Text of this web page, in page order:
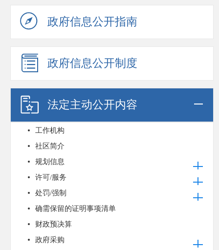
政府信息公开指南
政府信息公开制度
法定主动公开内容
工作机构
社区简介
规划信息
许可/服务
处罚/强制
确需保留的证明事项清单
财政预决算
政府采购